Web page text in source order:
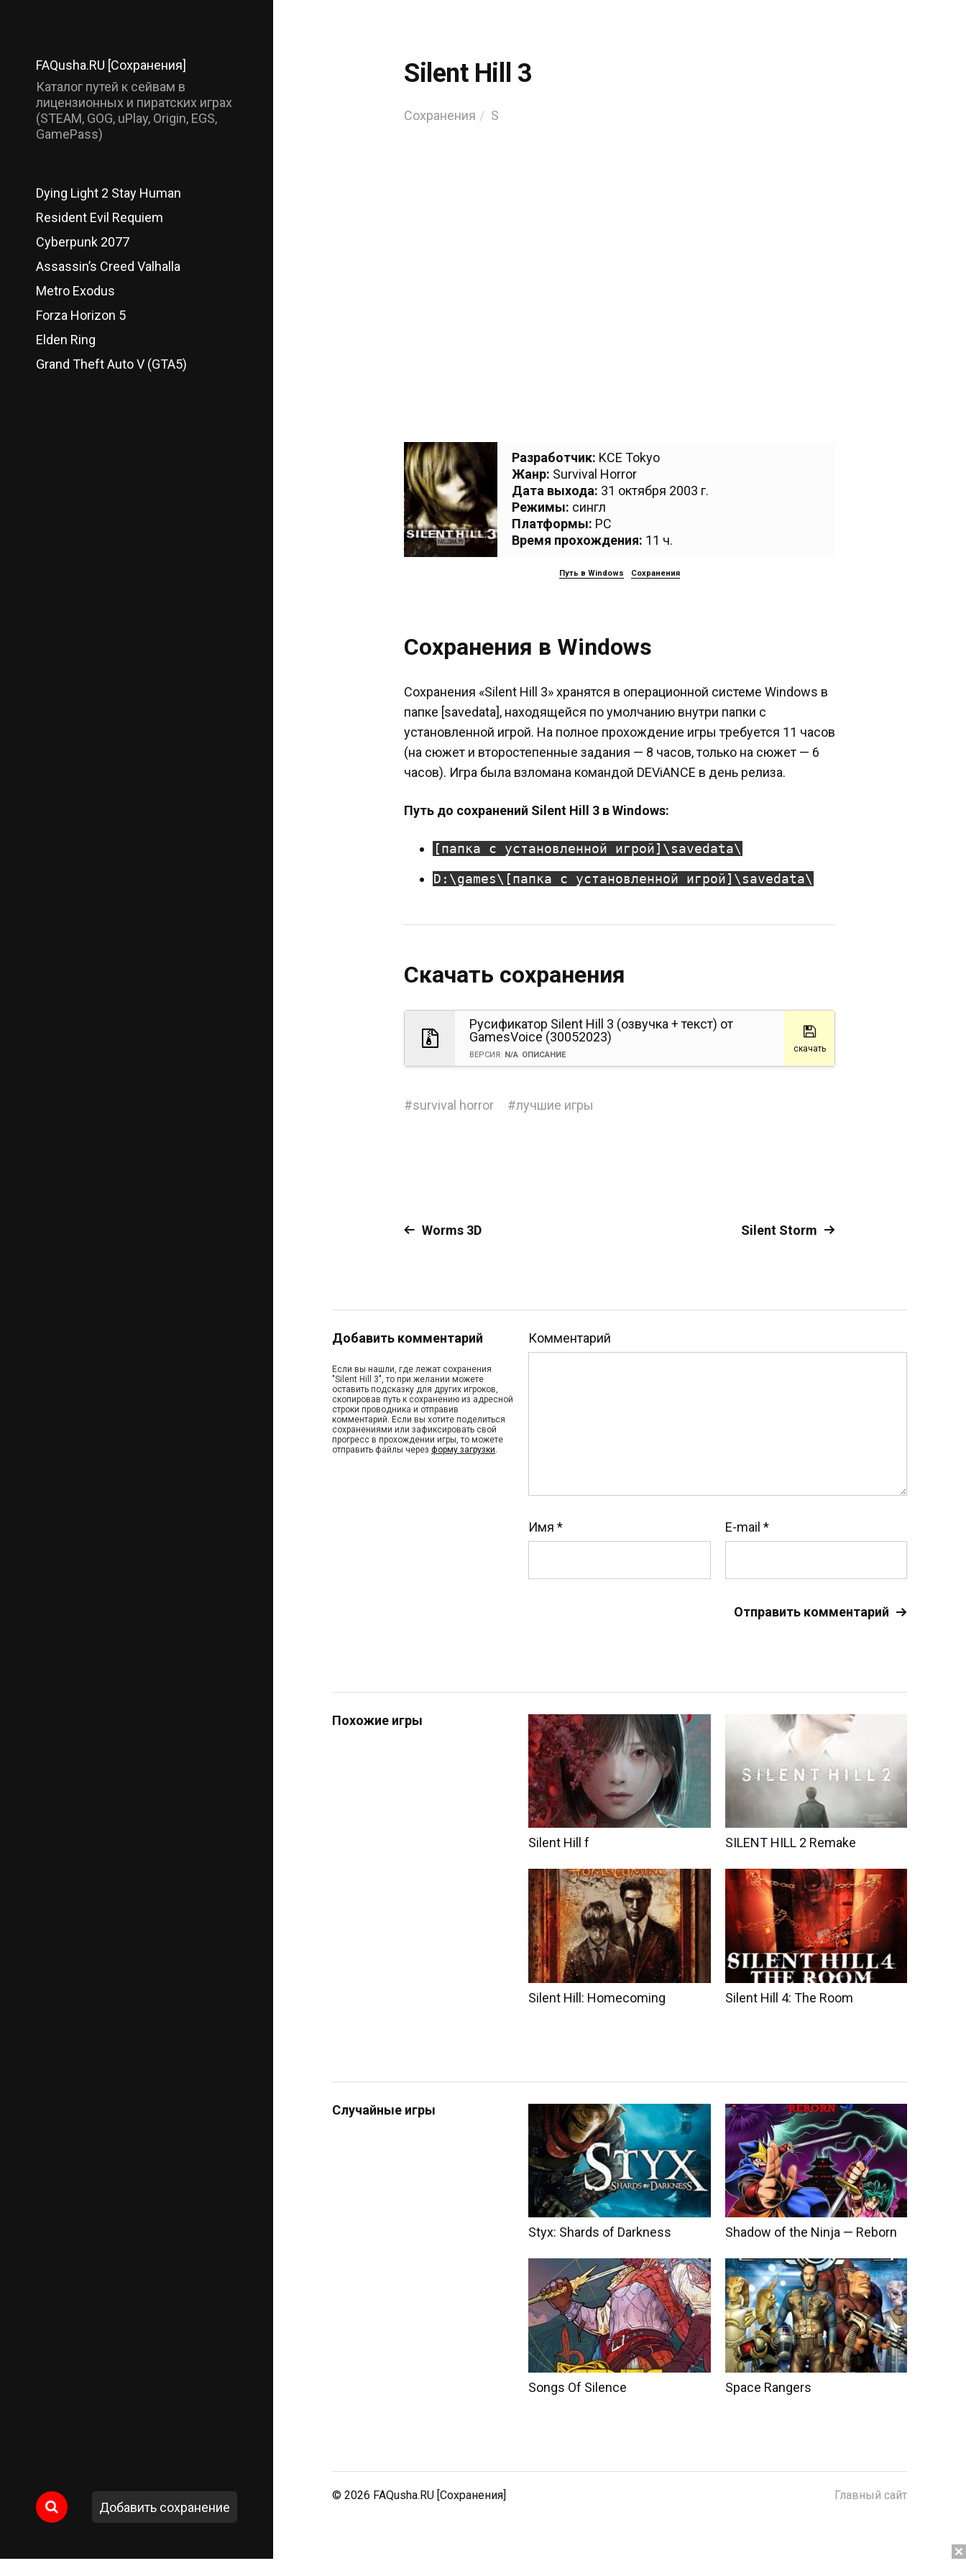
FAQusha.RU [Сохранения]
Каталог путей к сейвам в
лицензионных и пиратских играх
(STEAM, GOG, uPlay, Origin, EGS,
GamePass)
Dying Light 2 Stay Human
Resident Evil Requiem
Cyberpunk 2077
Assassin’s Creed Valhalla
Metro Exodus
Forza Horizon 5
Elden Ring
Grand Theft Auto V (GTA5)
Добавить сохранение
Silent Hill 3
Сохранения S
Разработчик: KCE Tokyo
Жанр: Survival Horror
Дата выхода: 31 октября 2003 г.
Режимы: сингл
Платформы: PC
Время прохождения: 11 ч.
Путь в Windows Сохранения
Сохранения в Windows
Сохранения «Silent Hill 3» хранятся в операционной системе Windows в
папке [savedata], находящейся по умолчанию внутри папки с
установленной игрой. На полное прохождение игры требуется 11 часов
(на сюжет и второстепенные задания — 8 часов, только на сюжет — 6
часов). Игра была взломана командой DEViANCE в день релиза.
Путь до сохранений Silent Hill 3 в Windows:
[папка с установленной игрой]\savedata\
D:\games\[папка с установленной игрой]\savedata\
Скачать сохранения
Русификатор Silent Hill 3 (озвучка + текст) от
GamesVoice (30052023)
ВЕРСИЯ: N/A ОПИСАНИЕ
скачать
#survival horror #лучшие игры
Worms 3D Silent Storm
Добавить комментарий
Если вы нашли, где лежат сохранения
"Silent Hill 3", то при желании можете
оставить подсказку для других игроков,
скопировав путь к сохранению из адресной
строки проводника и отправив
комментарий. Если вы хотите поделиться
сохранениями или зафиксировать свой
прогресс в прохождении игры, то можете
отправить файлы через форму загрузки.
Комментарий
Имя * E-mail *
Похожие игры
Silent Hill f SILENT HILL 2 Remake
Silent Hill: Homecoming Silent Hill 4: The Room
Случайные игры
Styx: Shards of Darkness Shadow of the Ninja — Reborn
Songs Of Silence Space Rangers
© 2026 FAQusha.RU [Сохранения] Главный сайт